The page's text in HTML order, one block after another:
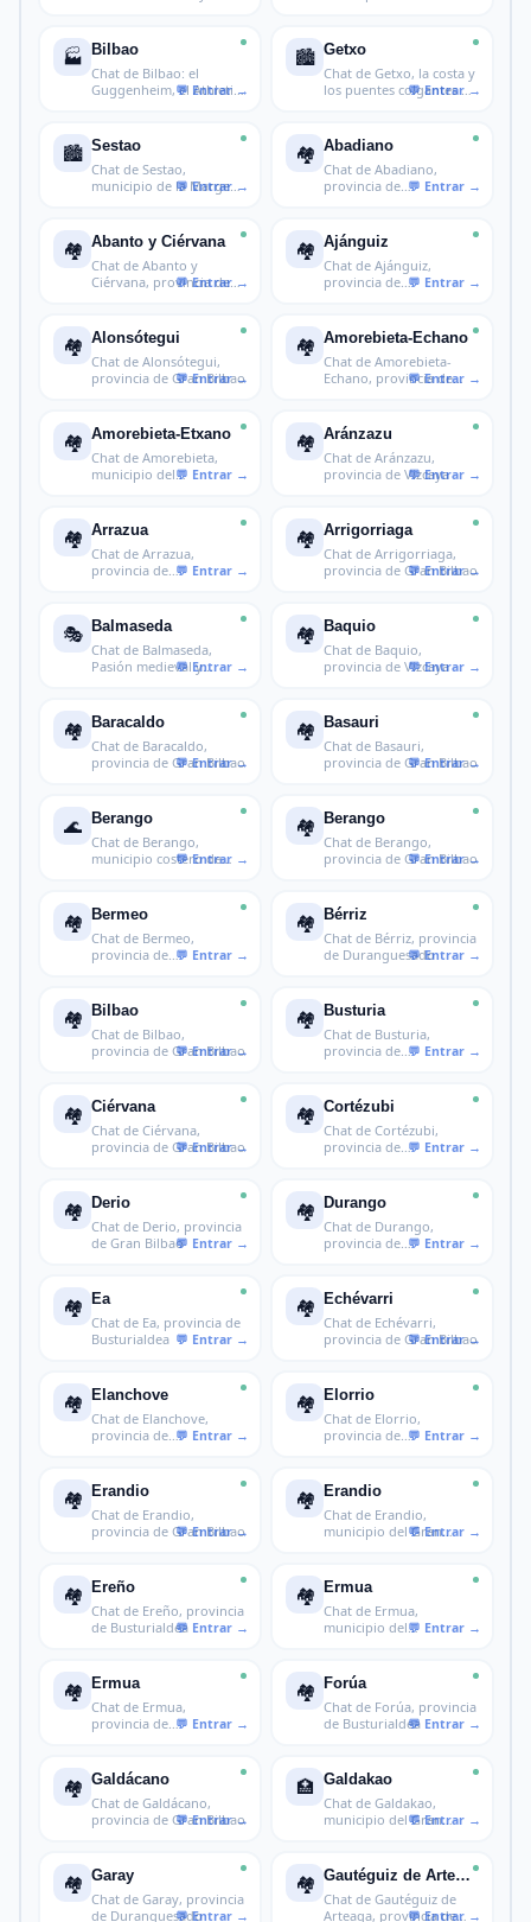
🏭 Bilbao
Chat de Bilbao: el
Guggenheim, el Athletic,
🏙️ Getxo
Chat de Getxo, la costa y
los puentes colgantes en
🏙️ Sestao
Chat de Sestao,
municipio de la Margen
🏘️ Abadiano
Chat de Abadiano,
provincia de
🏘️ Abanto y Ciérvana
Chat de Abanto y
Ciérvana, provincia de
🏘️ Ajánguiz
Chat de Ajánguiz,
provincia de
🏘️ Alonsótegui
Chat de Alonsótegui,
provincia de Gran Bilbao
🏘️ Amorebieta-Echano
Chat de Amorebieta-
Echano, provincia de
🏘️ Amorebieta-Etxano
Chat de Amorebieta,
municipio del
🏘️ Aránzazu
Chat de Aránzazu,
provincia de Vizcaya
🏘️ Arrazua
Chat de Arrazua,
provincia de
🏘️ Arrigorriaga
Chat de Arrigorriaga,
provincia de Gran Bilbao
🎭 Balmaseda
Chat de Balmaseda,
Pasión medieval y
🏘️ Baquio
Chat de Baquio,
provincia de Vizcaya
🏘️ Baracaldo
Chat de Baracaldo,
provincia de Gran Bilbao
🏘️ Basauri
Chat de Basauri,
provincia de Gran Bilbao
🌊 Berango
Chat de Berango,
municipio costero de
🏘️ Berango
Chat de Berango,
provincia de Gran Bilbao
🏘️ Bermeo
Chat de Bermeo,
provincia de
🏘️ Bérriz
Chat de Bérriz, provincia
de Duranguesado
🏘️ Bilbao
Chat de Bilbao,
provincia de Gran Bilbao
🏘️ Busturia
Chat de Busturia,
provincia de
🏘️ Ciérvana
Chat de Ciérvana,
provincia de Gran Bilbao
🏘️ Cortézubi
Chat de Cortézubi,
provincia de
🏘️ Derio
Chat de Derio, provincia
de Gran Bilbao
🏘️ Durango
Chat de Durango,
provincia de
🏘️ Ea
Chat de Ea, provincia de
Busturialdea
🏘️ Echévarri
Chat de Echévarri,
provincia de Gran Bilbao
🏘️ Elanchove
Chat de Elanchove,
provincia de
🏘️ Elorrio
Chat de Elorrio,
provincia de
🏘️ Erandio
Chat de Erandio,
provincia de Gran Bilbao
🏘️ Erandio
Chat de Erandio,
municipio del Gran
🏘️ Ereño
Chat de Ereño, provincia
de Busturialdea
🏘️ Ermua
Chat de Ermua,
municipio del
🏘️ Ermua
Chat de Ermua,
provincia de
🏘️ Forúa
Chat de Forúa, provincia
de Busturialdea
🏘️ Galdácano
Chat de Galdácano,
provincia de Gran Bilbao
🏥 Galdakao
Chat de Galdakao,
municipio del Gran
🏘️ Garay
Chat de Garay, provincia
de Duranguesado
🏘️ Gautéguiz de Arteaga
Chat de Gautéguiz de
Arteaga, provincia de